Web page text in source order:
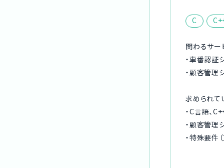
C
関わるサー
・車番認証
・顧客管理
求められて
・C言語、
・顧客管理
・特殊要件